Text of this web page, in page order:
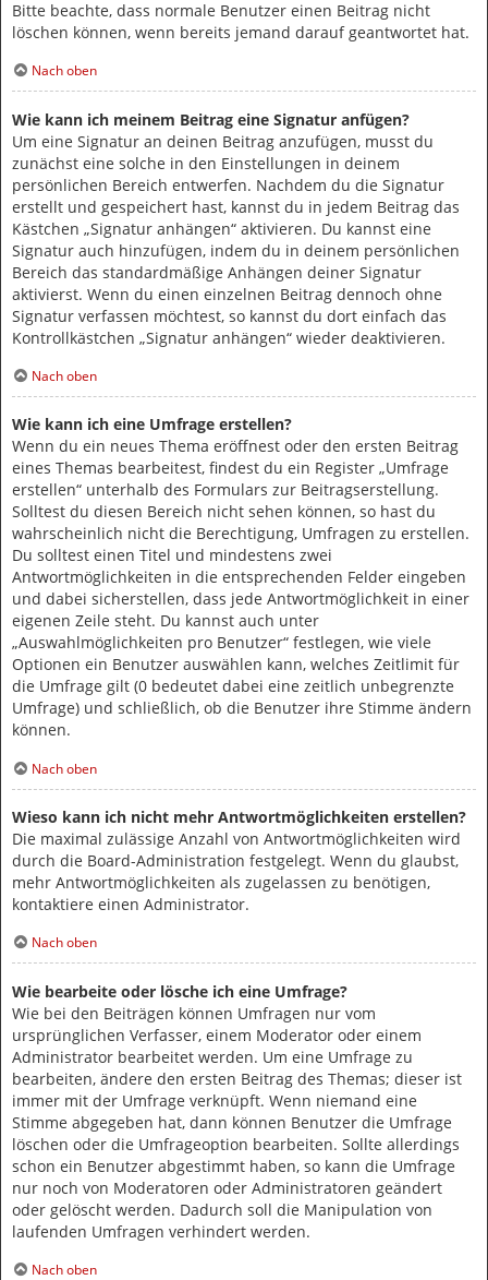
Bitte beachte, dass normale Benutzer einen Beitrag nicht
löschen können, wenn bereits jemand darauf geantwortet hat.
Nach oben
Wie kann ich meinem Beitrag eine Signatur anfügen?
Um eine Signatur an deinen Beitrag anzufügen, musst du
zunächst eine solche in den Einstellungen in deinem
persönlichen Bereich entwerfen. Nachdem du die Signatur
erstellt und gespeichert hast, kannst du in jedem Beitrag das
Kästchen „Signatur anhängen“ aktivieren. Du kannst eine
Signatur auch hinzufügen, indem du in deinem persönlichen
Bereich das standardmäßige Anhängen deiner Signatur
aktivierst. Wenn du einen einzelnen Beitrag dennoch ohne
Signatur verfassen möchtest, so kannst du dort einfach das
Kontrollkästchen „Signatur anhängen“ wieder deaktivieren.
Nach oben
Wie kann ich eine Umfrage erstellen?
Wenn du ein neues Thema eröffnest oder den ersten Beitrag
eines Themas bearbeitest, findest du ein Register „Umfrage
erstellen“ unterhalb des Formulars zur Beitragserstellung.
Solltest du diesen Bereich nicht sehen können, so hast du
wahrscheinlich nicht die Berechtigung, Umfragen zu erstellen.
Du solltest einen Titel und mindestens zwei
Antwortmöglichkeiten in die entsprechenden Felder eingeben
und dabei sicherstellen, dass jede Antwortmöglichkeit in einer
eigenen Zeile steht. Du kannst auch unter
„Auswahlmöglichkeiten pro Benutzer“ festlegen, wie viele
Optionen ein Benutzer auswählen kann, welches Zeitlimit für
die Umfrage gilt (0 bedeutet dabei eine zeitlich unbegrenzte
Umfrage) und schließlich, ob die Benutzer ihre Stimme ändern
können.
Nach oben
Wieso kann ich nicht mehr Antwortmöglichkeiten erstellen?
Die maximal zulässige Anzahl von Antwortmöglichkeiten wird
durch die Board-Administration festgelegt. Wenn du glaubst,
mehr Antwortmöglichkeiten als zugelassen zu benötigen,
kontaktiere einen Administrator.
Nach oben
Wie bearbeite oder lösche ich eine Umfrage?
Wie bei den Beiträgen können Umfragen nur vom
ursprünglichen Verfasser, einem Moderator oder einem
Administrator bearbeitet werden. Um eine Umfrage zu
bearbeiten, ändere den ersten Beitrag des Themas; dieser ist
immer mit der Umfrage verknüpft. Wenn niemand eine
Stimme abgegeben hat, dann können Benutzer die Umfrage
löschen oder die Umfrageoption bearbeiten. Sollte allerdings
schon ein Benutzer abgestimmt haben, so kann die Umfrage
nur noch von Moderatoren oder Administratoren geändert
oder gelöscht werden. Dadurch soll die Manipulation von
laufenden Umfragen verhindert werden.
Nach oben